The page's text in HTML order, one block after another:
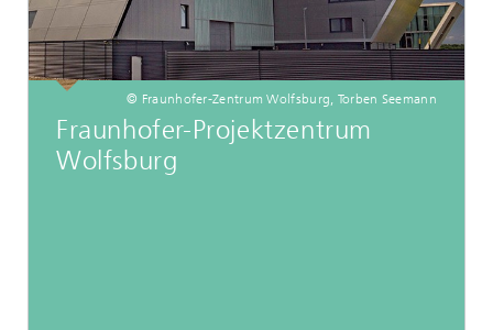
© Fraunhofer-Zentrum Wolfsburg, Torben Seemann
Fraunhofer-Projektzentrum
Wolfsburg